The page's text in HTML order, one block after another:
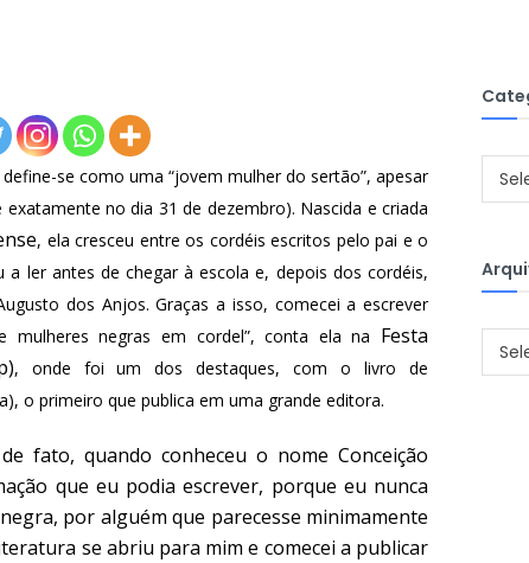
se como uma “jovem mulher do sertão”, apesar
no dia 31 de dezembro). Nascida e criada
, ela cresceu entre os cordéis escritos pelo pai e o
ler antes de chegar à escola e, depois dos cordéis,
dos Anjos. Graças a isso, comecei a escrever
negras em cordel”, conta ela na Festa
, onde foi um dos destaques, com o livro de
o primeiro que publica em uma grande editora.
fato, quando conheceu o nome Conceição
que eu podia escrever, porque eu nunca
por alguém que parecesse minimamente
se abriu para mim e comecei a publicar